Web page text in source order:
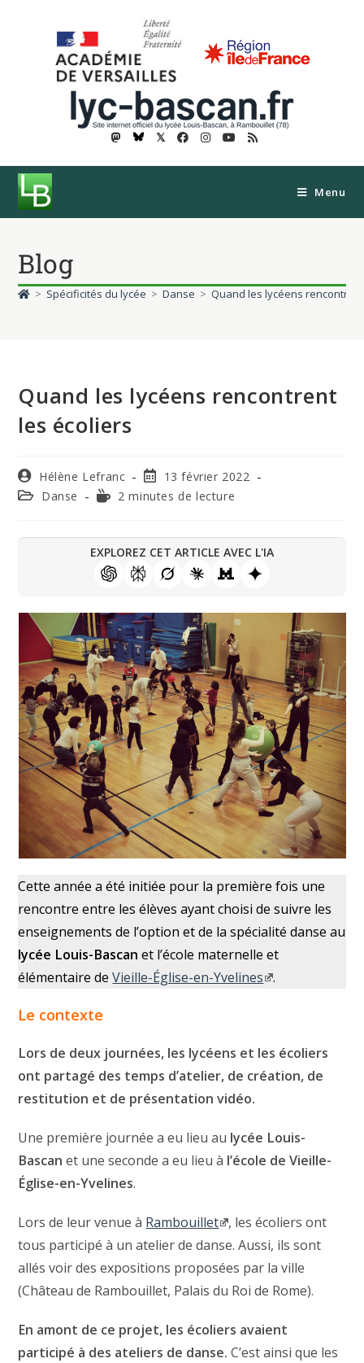
𝕏
Menu
Blog
> Spécificités du lycée > Danse > Quand les lycéens
Quand les lycéens rencontrent
les écoliers
Hélène Lefranc
13 février 2022
Danse
2 minutes de lecture
EXPLOREZ CET ARTICLE AVEC L'IA
Cette année a été initiée pour la première fois une
rencontre entre les élèves ayant choisi de suivre les
enseignements de l’option et de la spécialité danse au
lycée Louis-Bascan et l’école maternelle et
élémentaire deVieille-Église-en-Yvelines .
Le contexte
Lors de deux journées, les lycéens et les écoliers
ont partagé des temps d’atelier, de création, de
restitution et de présentation vidéo.
Une première journée a eu lieu au lycée Louis-
Bascan et une seconde a eu lieu à l’école de Vieille-
Église-en-Yvelines.
Lors de leur venue à Rambouillet , les écoliers ont
tous participé à un atelier de danse. Aussi, ils sont
allés voir des expositions proposées par la ville
(Château de Rambouillet, Palais du Roi de Rome).
En amont de ce projet, les écoliers avaient
participé à des ateliers de danse. C’est ainsi que les